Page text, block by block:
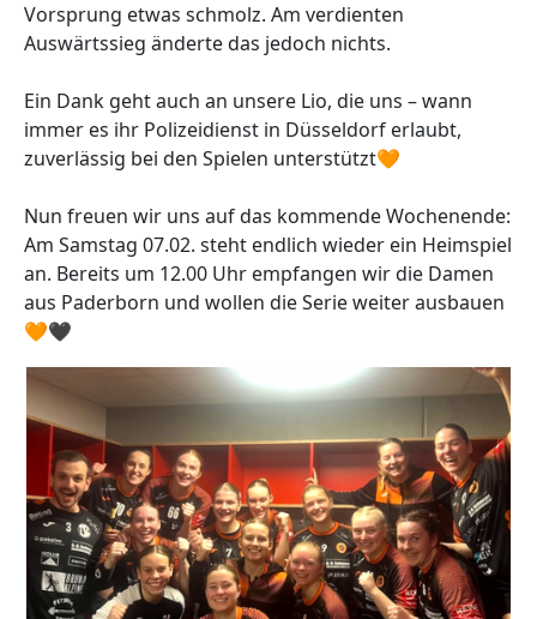
Vorsprung etwas schmolz. Am verdienten
Auswärtssieg änderte das jedoch nichts.
Ein Dank geht auch an unsere Lio, die uns – wann
immer es ihr Polizeidienst in Düsseldorf erlaubt,
zuverlässig bei den Spielen unterstützt🧡
Nun freuen wir uns auf das kommende Wochenende:
Am Samstag 07.02. steht endlich wieder ein Heimspiel
an. Bereits um 12.00 Uhr empfangen wir die Damen
aus Paderborn und wollen die Serie weiter ausbauen
🧡🖤